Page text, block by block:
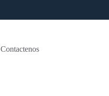
Contactenos